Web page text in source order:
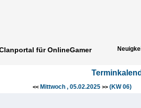
für OnlineGamer
<< Mittwoch , 05.02.2025>> (KW 06)